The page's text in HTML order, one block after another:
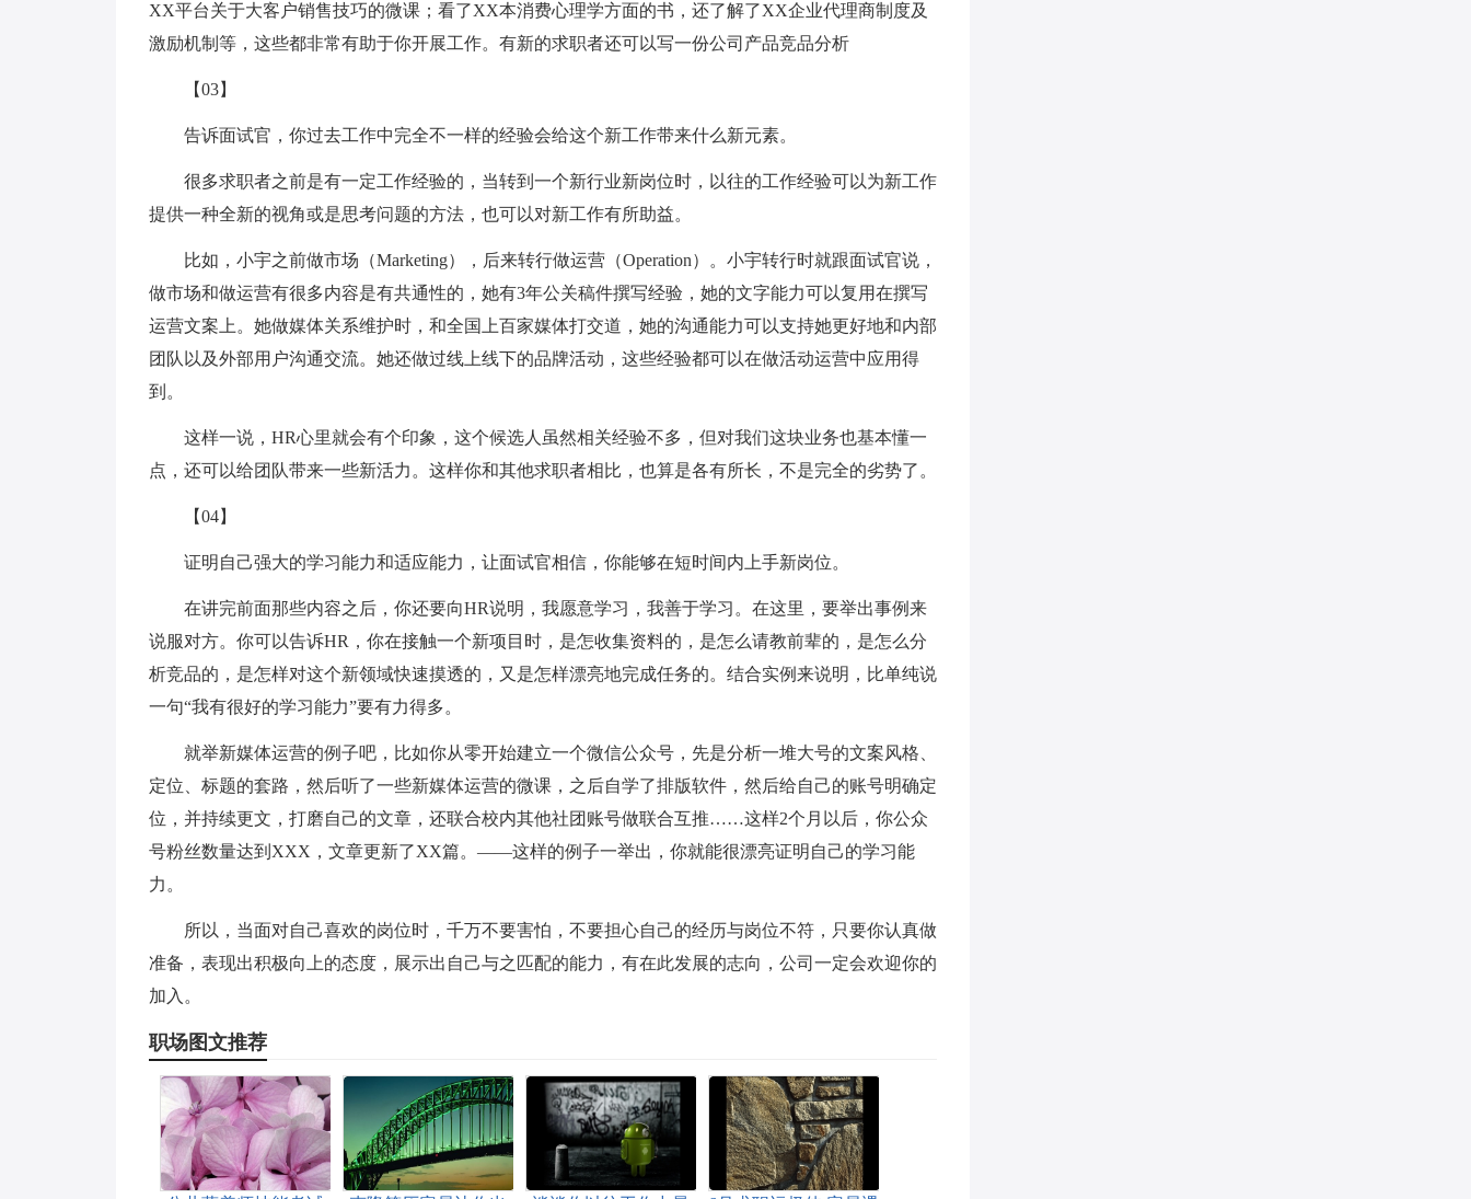
XX平台关于大客户销售技巧的微课；看了XX本消费心理学方面的书，还了解了XX企业代理商制度及
激励机制等，这些都非常有助于你开展工作。有新的求职者还可以写一份公司产品竞品分析
【03】
告诉面试官，你过去工作中完全不一样的经验会给这个新工作带来什么新元素。
很多求职者之前是有一定工作经验的，当转到一个新行业新岗位时，以往的工作经验可以为新工作
提供一种全新的视角或是思考问题的方法，也可以对新工作有所助益。
比如，小宇之前做市场（Marketing），后来转行做运营（Operation）。小宇转行时就跟面试官说，
做市场和做运营有很多内容是有共通性的，她有3年公关稿件撰写经验，她的文字能力可以复用在撰写
运营文案上。她做媒体关系维护时，和全国上百家媒体打交道，她的沟通能力可以支持她更好地和内部
团队以及外部用户沟通交流。她还做过线上线下的品牌活动，这些经验都可以在做活动运营中应用得
到。
这样一说，HR心里就会有个印象，这个候选人虽然相关经验不多，但对我们这块业务也基本懂一
点，还可以给团队带来一些新活力。这样你和其他求职者相比，也算是各有所长，不是完全的劣势了。
【04】
证明自己强大的学习能力和适应能力，让面试官相信，你能够在短时间内上手新岗位。
在讲完前面那些内容之后，你还要向HR说明，我愿意学习，我善于学习。在这里，要举出事例来
说服对方。你可以告诉HR，你在接触一个新项目时，是怎收集资料的，是怎么请教前辈的，是怎么分
析竞品的，是怎样对这个新领域快速摸透的，又是怎样漂亮地完成任务的。结合实例来说明，比单纯说
一句“我有很好的学习能力”要有力得多。
就举新媒体运营的例子吧，比如你从零开始建立一个微信公众号，先是分析一堆大号的文案风格、
定位、标题的套路，然后听了一些新媒体运营的微课，之后自学了排版软件，然后给自己的账号明确定
位，并持续更文，打磨自己的文章，还联合校内其他社团账号做联合互推……这样2个月以后，你公众
号粉丝数量达到XXX，文章更新了XX篇。——这样的例子一举出，你就能很漂亮证明自己的学习能
力。
所以，当面对自己喜欢的岗位时，千万不要害怕，不要担心自己的经历与岗位不符，只要你认真做
准备，表现出积极向上的态度，展示出自己与之匹配的能力，有在此发展的志向，公司一定会欢迎你的
加入。
职场图文推荐